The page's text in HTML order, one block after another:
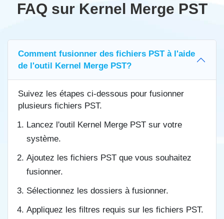
FAQ sur Kernel Merge PST
Comment fusionner des fichiers PST à l'aide
de l'outil Kernel Merge PST?
Suivez les étapes ci-dessous pour fusionner
plusieurs fichiers PST.
Lancez l'outil Kernel Merge PST sur votre
système.
Ajoutez les fichiers PST que vous souhaitez
fusionner.
Sélectionnez les dossiers à fusionner.
Appliquez les filtres requis sur les fichiers PST.